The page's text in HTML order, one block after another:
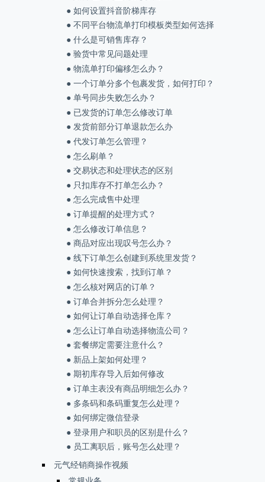
● 如何设置抖音阶梯库存
● 不同平台物流单打印模板类型如何选择
● 什么是可销售库存？
● 验货中常见问题处理
● 物流单打印偏移怎么办？
● 一个订单分多个包裹发货，如何打印？
● 单号同步失败怎么办？
● 已发货的订单怎么修改订单
● 发货前部分订单退款怎么办
● 代发订单怎么管理？
● 怎么刷单？
● 交易状态和处理状态的区别
● 只扣库存不打单怎么办？
● 怎么完成售中处理
● 订单提醒的处理方式？
● 怎么修改订单信息？
● 商品对应出现叹号怎么办？
● 线下订单怎么创建到系统里发货？
● 如何快速搜索，找到订单？
● 怎么核对网店的订单？
● 订单合并拆分怎么处理？
● 如何让订单自动选择仓库？
● 怎么让订单自动选择物流公司？
● 套餐绑定需要注意什么？
● 新品上架如何处理？
● 期初库存导入后如何修改
● 订单主表没有商品明细怎么办？
● 多条码和条码重复怎么处理？
● 如何绑定微信登录
● 登录用户和职员的区别是什么？
● 员工离职后，账号怎么处理？
元气经销商操作视频